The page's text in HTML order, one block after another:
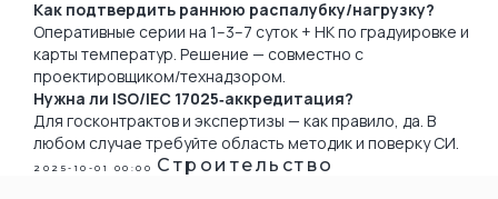
Как подтвердить раннюю распалубку/нагрузку?
Оперативные серии на 1–3–7 суток + НК по градуировке и
карты температур. Решение — совместно с
проектировщиком/технадзором.
Нужна ли ISO/IEC 17025‑аккредитация?
Для госконтрактов и экспертизы — как правило, да. В
любом случае требуйте область методик и поверку СИ.
2025-10-01 00:00 Строительство